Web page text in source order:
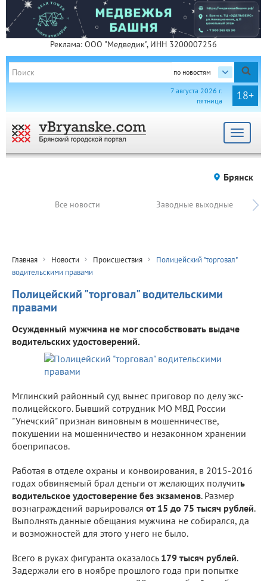
Реклама: ООО "Медведик", ИНН 3200007256
по новостям
18+
7 августа 2026 г.
пятница
Toggle
Брянск
Все новости Заводные выходные
Главная Новости Происшествия
Полицейский "торговал"
водительскими правами
Полицейский "торговал" водительскими
правами
Осужденный мужчина не мог способствовать выдаче
водительских удостоверений.
Мглинский районный суд вынес приговор по делу экс-
полицейского. Бывший сотрудник МО МВД России
"Унечский" признан виновным в мошенничестве,
покушении на мошенничество и незаконном хранении
боеприпасов.
Работая в отделе охраны и конвоирования, в 2015-2016
годах обвиняемый брал деньги от желающих получить
водительское удостоверение без экзаменов. Размер
вознаграждений варьировался от 15 до 75 тысяч рублей.
Выполнять данные обещания мужчина не собирался, да
и возможностей для этого у него не было.
Всего в руках фигуранта оказалось 179 тысяч рублей.
Задержали его в ноябре прошлого года при попытке